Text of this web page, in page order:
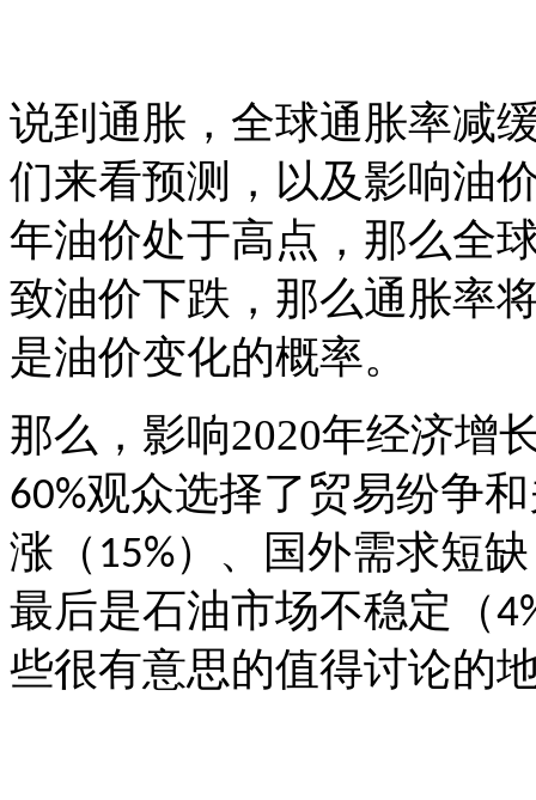
说到通胀，全球通胀率减
们来看预测，以及影响油
年油价处于高点，那么全
致油价下跌，那么通胀率
是油价变化的概率。
那么，影响2020年经济增
60%观众选择了贸易纷争
涨（ 15%）、国外需求短
最后是石油市场不稳定（
些很有意思的值得讨论的